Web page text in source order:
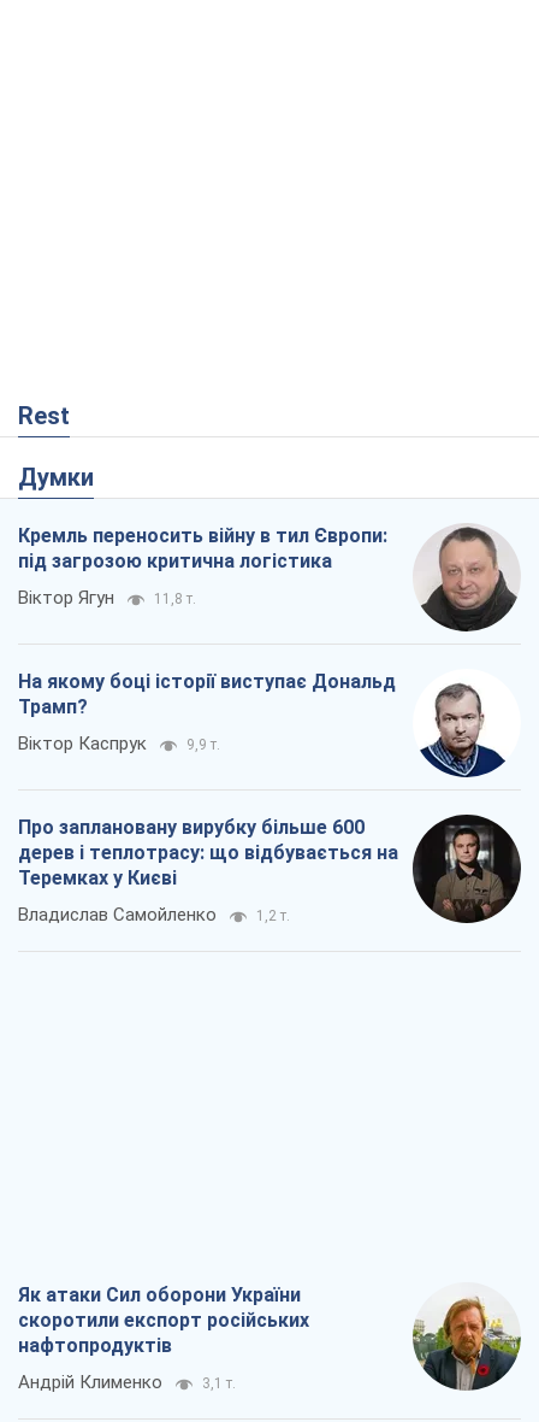
Rest
Думки
Кремль переносить війну в тил Європи:
під загрозою критична логістика
Віктор Ягун 11,8 т.
На якому боці історії виступає Дональд
Трамп?
Віктор Каспрук 9,9 т.
Про заплановану вирубку більше 600
дерев і теплотрасу: що відбувається на
Теремках у Києві
Владислав Самойленко 1,2 т.
Як атаки Сил оборони України
скоротили експорт російських
нафтопродуктів
Андрій Клименко 3,1 т.